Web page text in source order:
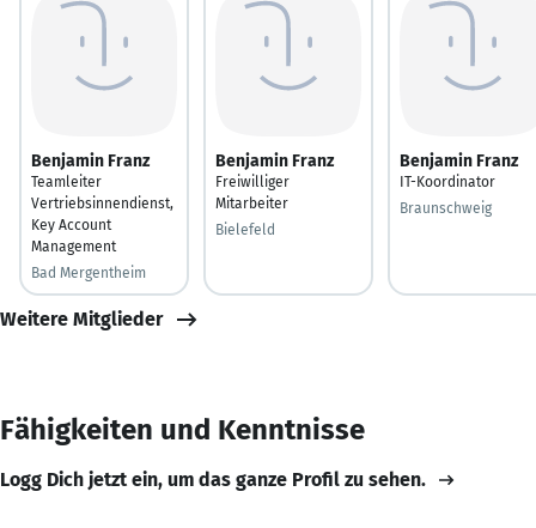
Benjamin Franz
Teamleiter
Vertriebsinnendienst,
Key Account
Management
Bad Mergentheim
Benjamin Franz
Freiwilliger
Mitarbeiter
Bielefeld
Benjamin Franz
IT-Koordinator
Braunschweig
Weitere Mitglieder
Fähigkeiten und Kenntnisse
Logg Dich jetzt ein, um das ganze Profil zu sehen.